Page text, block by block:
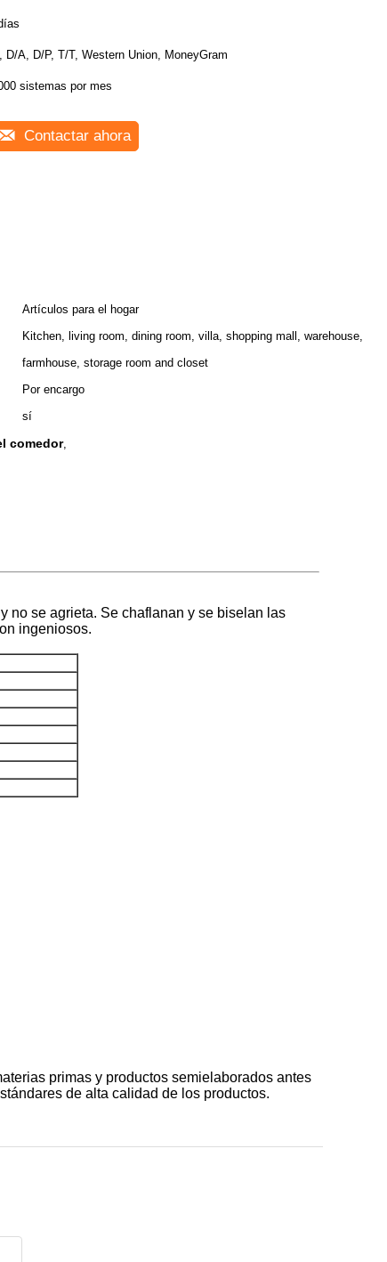
D/A, D/P, T/T, Western Union, MoneyGram
sistemas por mes
Contactar ahora
Artículos para el hogar
Kitchen, living room, dining room, villa, shopping mall, warehouse,
farmhouse, storage room and closet
Por encargo
sí
comedor,
no se agrieta. Se chaflanan y se biselan las
ingeniosos.
primas y productos semielaborados antes
de alta calidad de los productos.